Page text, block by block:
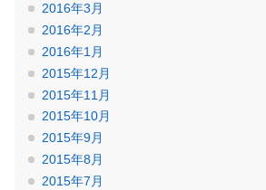
2016年3月
2016年2月
2016年1月
2015年12月
2015年11月
2015年10月
2015年9月
2015年8月
2015年7月